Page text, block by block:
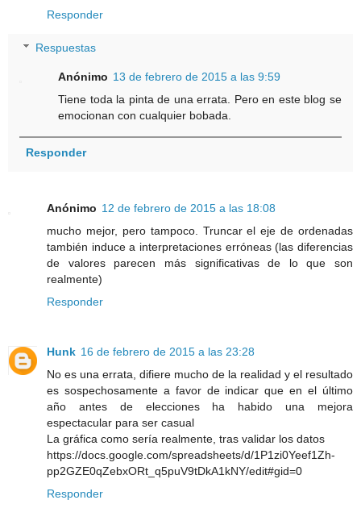
Responder
Respuestas
Anónimo 13 de febrero de 2015 a las 9:59
Tiene toda la pinta de una errata. Pero en este blog se
emocionan con cualquier bobada.
Responder
Anónimo 12 de febrero de 2015 a las 18:08
mucho mejor, pero tampoco. Truncar el eje de ordenadas
también induce a interpretaciones erróneas (las diferencias
de valores parecen más significativas de lo que son
realmente)
Responder
Hunk 16 de febrero de 2015 a las 23:28
No es una errata, difiere mucho de la realidad y el resultado
es sospechosamente a favor de indicar que en el último
año antes de elecciones ha habido una mejora
espectacular para ser casual
La gráfica como sería realmente, tras validar los datos
https://docs.google.com/spreadsheets/d/1P1zi0Yeef1Zh-
pp2GZE0qZebxORt_q5puV9tDkA1kNY/edit#gid=0
Responder